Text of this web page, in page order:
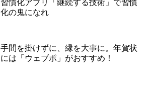
習慣化アプリ「継続する技術」で習慣
化の鬼になれ
手間を掛けずに、縁を大事に。年賀状
には「ウェブポ」がおすすめ！